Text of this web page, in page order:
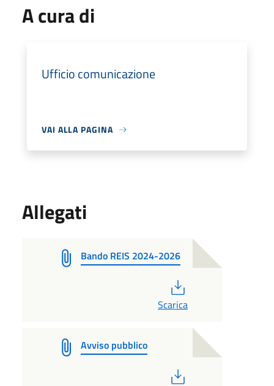
A cura di
Ufficio comunicazione
VAI ALLA PAGINA
Allegati
Bando REIS 2024-2026
Scarica
Avviso pubblico